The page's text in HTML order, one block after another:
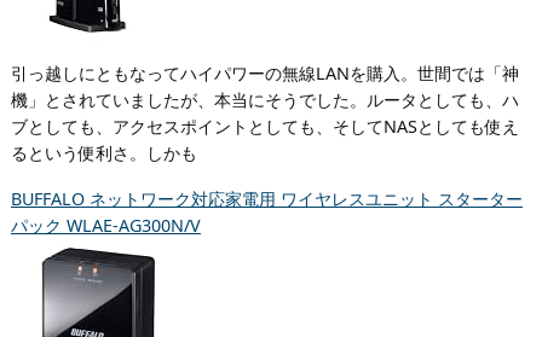
引っ越しにともなってハイパワーの無線LANを購入。世間では「神
機」とされていましたが、本当にそうでした。ルータとしても、ハ
ブとしても、アクセスポイントとしても、そしてNASとしても使え
るという便利さ。しかも
BUFFALO ネットワーク対応家電用 ワイヤレスユニット スターター
パック WLAE-AG300N/V